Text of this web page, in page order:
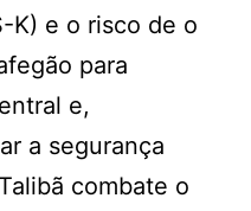
K) e o risco de o
para
e,
a segurança
combate o